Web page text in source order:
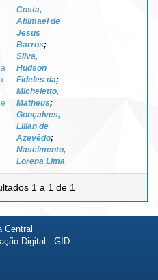
Costa,
Abimael de
Jesus
Barros;
Silva,
Hudson
Fideles da;
Micheletto,
Matheus;
Gonçalves,
Lilian de
Azevêdo;
Nascimento,
Lorena Lima
- -
1 a 1 de 1
Central
Digital - GID